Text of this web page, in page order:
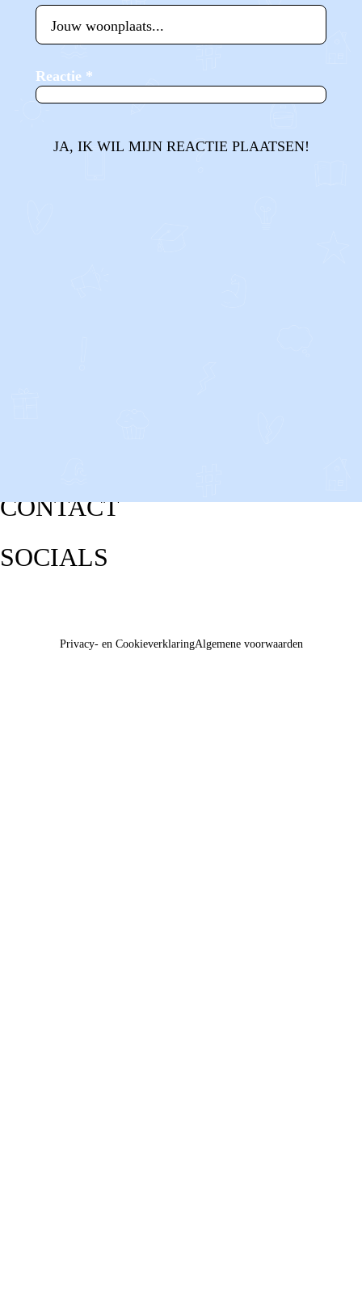
Reactie *
JA, IK WIL MIJN REACTIE PLAATSEN!
CONTACT
SOCIALS
Privacy- en CookieverklaringAlgemene voorwaarden